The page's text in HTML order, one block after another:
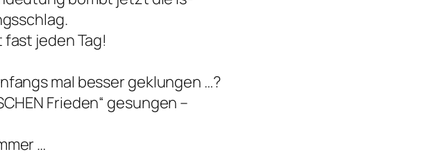
jeden Tag!
mal besser geklungen …?
Frieden“ gesungen –
…